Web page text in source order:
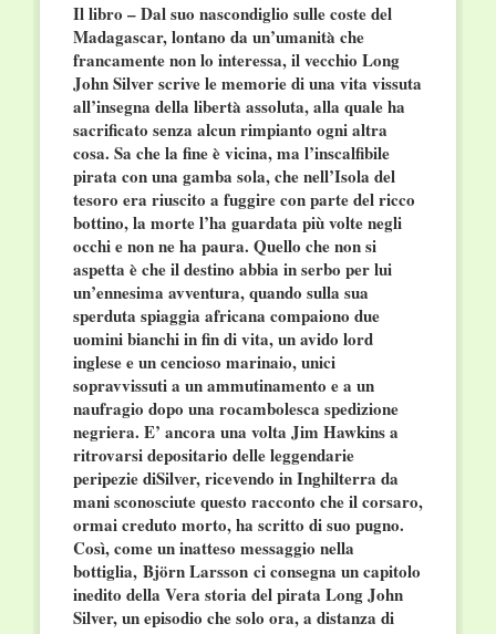
Il libro – Dal suo nascondiglio sulle coste del
Madagascar, lontano da un’umanità che
francamente non lo interessa, il vecchio Long
John Silver scrive le memorie di una vita vissuta
all’insegna della libertà assoluta, alla quale ha
sacrificato senza alcun rimpianto ogni altra
cosa. Sa che la fine è vicina, ma l’inscalfibile
pirata con una gamba sola, che nell’Isola del
tesoro era riuscito a fuggire con parte del ricco
bottino, la morte l’ha guardata più volte negli
occhi e non ne ha paura. Quello che non si
aspetta è che il destino abbia in serbo per lui
un’ennesima avventura, quando sulla sua
sperduta spiaggia africana compaiono due
uomini bianchi in fin di vita, un avido lord
inglese e un cencioso marinaio, unici
sopravvissuti a un ammutinamento e a un
naufragio dopo una rocambolesca spedizione
negriera. E’ ancora una volta Jim Hawkins a
ritrovarsi depositario delle leggendarie
peripezie diSilver, ricevendo in Inghilterra da
mani sconosciute questo racconto che il corsaro,
ormai creduto morto, ha scritto di suo pugno.
Così, come un inatteso messaggio nella
bottiglia, Björn Larsson ci consegna un capitolo
inedito della Vera storia del pirata Long John
Silver, un episodio che solo ora, a distanza di